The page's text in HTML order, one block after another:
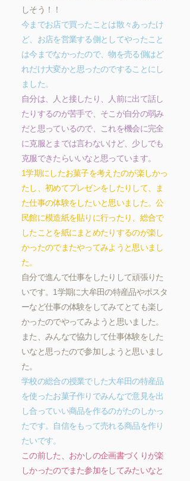
しそう！！
今までお店で買ったことは散々あったけ
ど、お店を営業する側としてやったこと
は今までなかったので、物を売る側はど
れだけ大変かと思ったのですることにし
ました。
自分は、人と接したり、人前に出て話し
たりするのが苦手で、そこが自分の弱み
だと思っているので、これを機会に完全
に克服とまでは言わないけど、少しでも
克服できたらいいなと思っています。
1学期にしたお菓子を考えたのが楽しかっ
たし、初めてプレゼンをしたりして、ま
た仕事の体験をしたいと思いました。公
民館に模造紙を貼りに行ったり、総合で
したことを紙にまとめたりするのが楽し
かったのでまたやってみようと思いまし
た。
自分で進んで仕事をしたりして頑張りた
いです。1学期に大牟田の特産品やポスタ
ーなど仕事の体験をしてみてとても楽し
かったのでやってみようと思いました。
また、みんなで協力して仕事体験をした
いなと思ったので参加しようと思いまし
た。
学校の総合の授業でした大牟田の特産品
を使ったお菓子作りでみんなで意見を出
し合っていい商品を作るのがたのしかっ
たです。自信をもって売れる商品を作り
たいです。
この前した、おかしの企画書づくりが楽
しかったのでまた参加をしてみたいなと